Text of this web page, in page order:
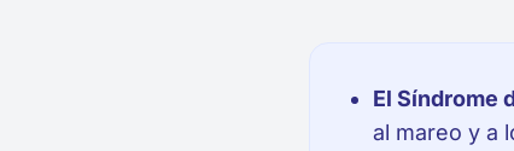
El Síndrome
al mareo y a